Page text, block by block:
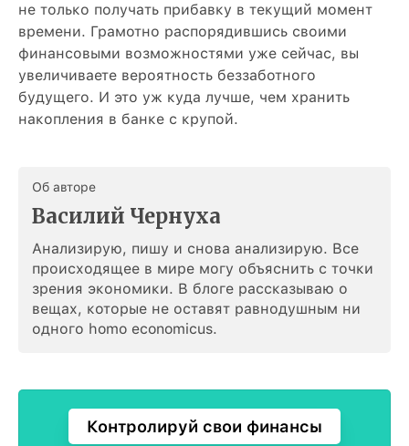
не только получать прибавку в текущий момент
времени. Грамотно распорядившись своими
финансовыми возможностями уже сейчас, вы
увеличиваете вероятность беззаботного
будущего. И это уж куда лучше, чем хранить
накопления в банке с крупой.
Об авторе
Василий Чернуха
Анализирую, пишу и снова анализирую. Все
происходящее в мире могу объяснить с точки
зрения экономики. В блоге рассказываю о
вещах, которые не оставят равнодушным ни
одного homo economicus.
Контролируй свои финансы